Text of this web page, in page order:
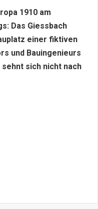
1910 am
Das Giessbach
einer fiktiven
und Bauingenieurs
sich nicht nach